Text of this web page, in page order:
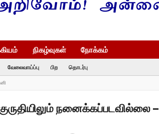
நிகழ்வுகள் நோக்கம்
வேலைவாய்ப்பு பிற தொடர்பு
நனைக்கப்படவில்லை –